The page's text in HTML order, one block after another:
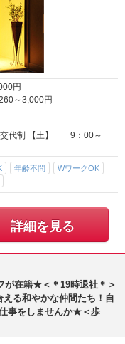
円
～3,000円
交代制 【土】 9：00～
年齢不問
WワークOK
詳細を見る
が在籍★＜＊19時退社＊＞
る和やかな仲間たち！自
事をしませんか★＜歩